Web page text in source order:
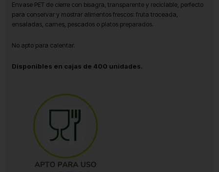
Envase PET de cierre con bisagra, transparente y reciclable, perfecto
para conservar y mostrar alimentos frescos: fruta troceada,
ensaladas, carnes, pescados o platos preparados.
No apto para calentar.
Disponibles en cajas de 400 unidades.